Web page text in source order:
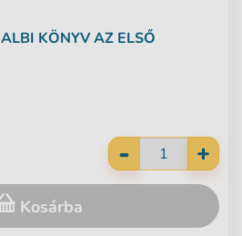
ALBI KÖNYV AZ ELSŐ
- +
Kosárba